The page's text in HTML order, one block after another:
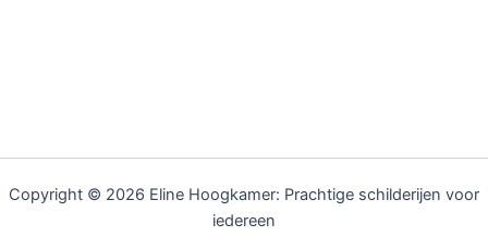
Copyright © 2026 Eline Hoogkamer: Prachtige schilderijen voor
iedereen